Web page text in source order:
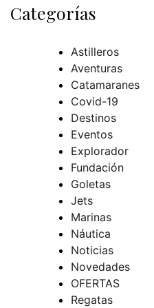
Categorías
Astilleros
Aventuras
Catamaranes
Covid-19
Destinos
Eventos
Explorador
Fundación
Goletas
Jets
Marinas
Náutica
Noticias
Novedades
OFERTAS
Regatas